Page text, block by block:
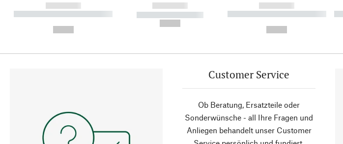
------------
----------- ----------- ----------
------------
----------- -----------
------------
----------- ----------- ----------
Customer Service
Ob Beratung, Ersatzteile oder
Sonderwünsche - all Ihre Fragen und
Anliegen behandelt unser Customer